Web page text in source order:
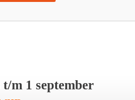
t/m 1 september